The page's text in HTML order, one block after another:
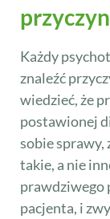
Każdy
znaleźć
wiedzieć, że
postawionej
sobie sprawy,
takie, a nie
prawdziwego
pacjenta, i